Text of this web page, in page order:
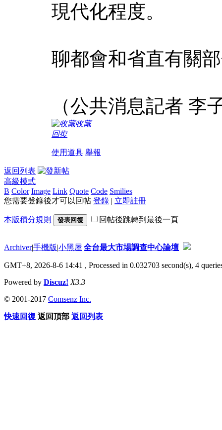
現代化程度。
聊都會和省直有關
（公共消息記者 李
收藏
回復
使用道具 舉報
返回列表
高級模式
B Color Image Link Quote Code Smilies
您需要登錄後才可以回帖 登錄 | 立即註冊
本版積分規則 發表回復 回帖後跳轉到最後一頁
Archiver|手機版|小黑屋|全台最大市場調查中心論壇
GMT+8, 2026-8-6 14:41 , Processed in 0.032703 second(s), 4
Powered by Discuz! X3.3
© 2001-2017 Comsenz Inc.
快速回復 返回頂部 返回列表